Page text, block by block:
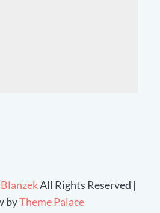
BlanzekAll Rights Reserved |
byTheme Palace